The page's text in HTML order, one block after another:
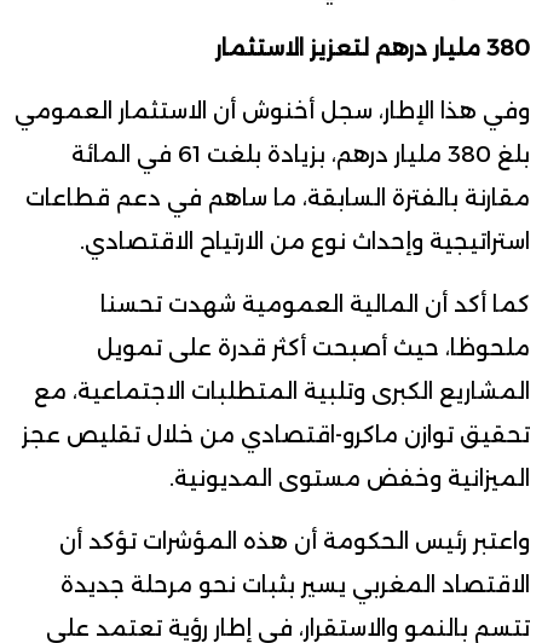
380 مليار درهم لتعزيز الاستثمار
وفي هذا الإطار، سجل أخنوش أن الاستثمار العمومي
بلغ 380 مليار درهم، بزيادة بلغت 61 في المائة
مقارنة بالفترة السابقة، ما ساهم في دعم قطاعات
استراتيجية وإحداث نوع من الارتياح الاقتصادي.
كما أكد أن المالية العمومية شهدت تحسنا
ملحوظا، حيث أصبحت أكثر قدرة على تمويل
المشاريع الكبرى وتلبية المتطلبات الاجتماعية، مع
تحقيق توازن ماكرو-اقتصادي من خلال تقليص عجز
الميزانية وخفض مستوى المديونية.
واعتبر رئيس الحكومة أن هذه المؤشرات تؤكد أن
الاقتصاد المغربي يسير بثبات نحو مرحلة جديدة
تتسم بالنمو والاستقرار، في إطار رؤية تعتمد على